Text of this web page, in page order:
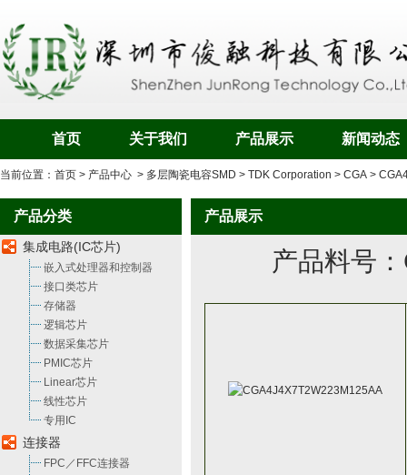
首页 关于我们 产品展示 新闻动态
当前位置： 首页 > 产品中心 > 多层陶瓷电容SMD > TDK Corporation > CGA >
产品分类
集成电路(IC芯片)
嵌入式处理器和控制器
接口类芯片
存储器
逻辑芯片
数据采集芯片
PMIC芯片
Linear芯片
线性芯片
专用IC
连接器
FPC／FFC连接器
产品展示
产品料号：